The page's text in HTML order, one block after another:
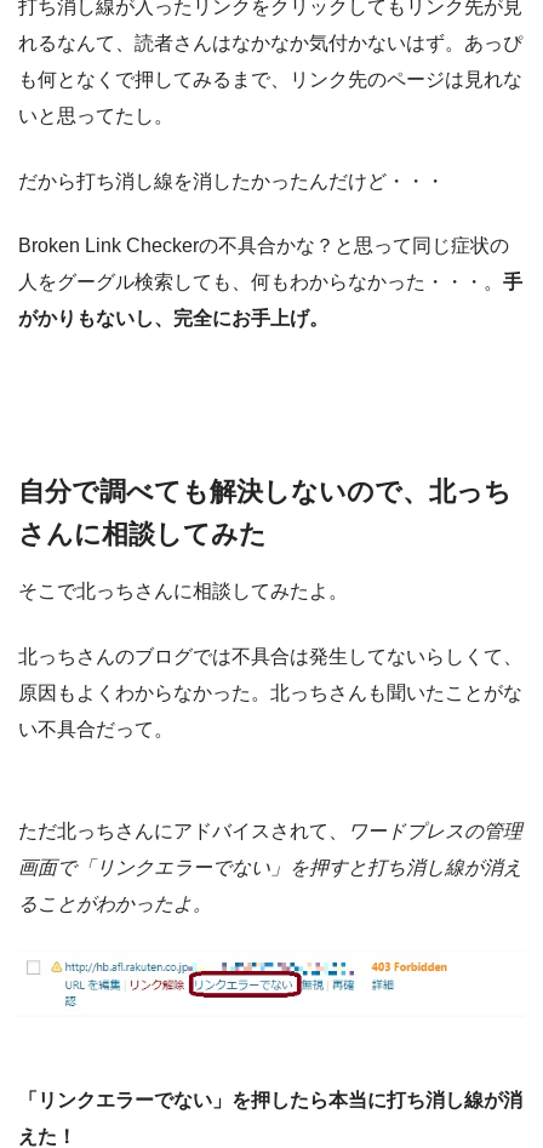
打ち消し線が入ったリンクをクリックしてもリンク先が見
れるなんて、読者さんはなかなか気付かないはず。あっぴ
も何となくで押してみるまで、リンク先のページは見れな
いと思ってたし。
だから打ち消し線を消したかったんだけど・・・
Broken Link Checkerの不具合かな？と思って同じ症状の
人をグーグル検索しても、何もわからなかった・・・。 手
がかりもないし、完全にお手上げ。
自分で調べても解決しないので、北っち
さんに相談してみた
そこで北っちさんに相談してみたよ。
北っちさんのブログでは不具合は発生してないらしくて、
原因もよくわからなかった。北っちさんも聞いたことがな
い不具合だって。
ただ北っちさんにアドバイスされて、
ワードプレスの管理
画面で「リンクエラーでない」を押すと打ち消し線が消え
ることがわかったよ。
「リンクエラーでない」を押したら本当に打ち消し線が消
えた！